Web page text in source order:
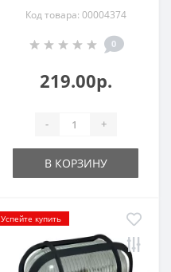
Код товара: 00004374
0
219.00р.
- +
В КОРЗИНУ
Успейте купить